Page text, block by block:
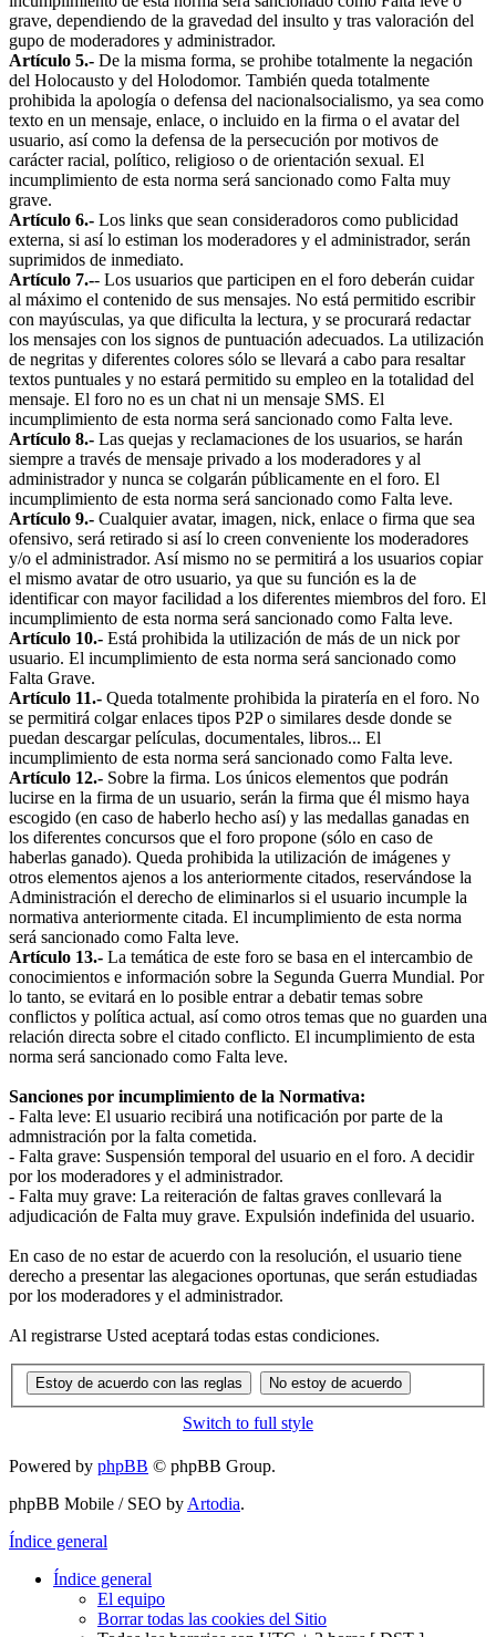
grave, dependiendo de la gravedad del insulto y tras valoración del
gupo de moderadores y administrador.
Artículo 5.- De la misma forma, se prohibe totalmente la negación
del Holocausto y del Holodomor. También queda totalmente
prohibida la apología o defensa del nacionalsocialismo, ya sea como
texto en un mensaje, enlace, o incluido en la firma o el avatar del
usuario, así como la defensa de la persecución por motivos de
carácter racial, político, religioso o de orientación sexual. El
incumplimiento de esta norma será sancionado como Falta muy
grave.
Artículo 6.- Los links que sean consideradoros como publicidad
externa, si así lo estiman los moderadores y el administrador, serán
suprimidos de inmediato.
Artículo 7.-- Los usuarios que participen en el foro deberán cuidar
al máximo el contenido de sus mensajes. No está permitido escribir
con mayúsculas, ya que dificulta la lectura, y se procurará redactar
los mensajes con los signos de puntuación adecuados. La utilización
de negritas y diferentes colores sólo se llevará a cabo para resaltar
textos puntuales y no estará permitido su empleo en la totalidad del
mensaje. El foro no es un chat ni un mensaje SMS. El
incumplimiento de esta norma será sancionado como Falta leve.
Artículo 8.- Las quejas y reclamaciones de los usuarios, se harán
siempre a través de mensaje privado a los moderadores y al
administrador y nunca se colgarán públicamente en el foro. El
incumplimiento de esta norma será sancionado como Falta leve.
Artículo 9.- Cualquier avatar, imagen, nick, enlace o firma que sea
ofensivo, será retirado si así lo creen conveniente los moderadores
y/o el administrador. Así mismo no se permitirá a los usuarios copiar
el mismo avatar de otro usuario, ya que su función es la de
identificar con mayor facilidad a los diferentes miembros del foro. El
incumplimiento de esta norma será sancionado como Falta leve.
Artículo 10.- Está prohibida la utilización de más de un nick por
usuario. El incumplimiento de esta norma será sancionado como
Falta Grave.
Artículo 11.- Queda totalmente prohibida la piratería en el foro. No
se permitirá colgar enlaces tipos P2P o similares desde donde se
puedan descargar películas, documentales, libros... El
incumplimiento de esta norma será sancionado como Falta leve.
Artículo 12.- Sobre la firma. Los únicos elementos que podrán
lucirse en la firma de un usuario, serán la firma que él mismo haya
escogido (en caso de haberlo hecho así) y las medallas ganadas en
los diferentes concursos que el foro propone (sólo en caso de
haberlas ganado). Queda prohibida la utilización de imágenes y
otros elementos ajenos a los anteriormente citados, reservándose la
Administración el derecho de eliminarlos si el usuario incumple la
normativa anteriormente citada. El incumplimiento de esta norma
será sancionado como Falta leve.
Artículo 13.- La temática de este foro se basa en el intercambio de
conocimientos e información sobre la Segunda Guerra Mundial. Por
lo tanto, se evitará en lo posible entrar a debatir temas sobre
conflictos y política actual, así como otros temas que no guarden una
relación directa sobre el citado conflicto. El incumplimiento de esta
norma será sancionado como Falta leve.
Sanciones por incumplimiento de la Normativa:
- Falta leve: El usuario recibirá una notificación por parte de la
admnistración por la falta cometida.
- Falta grave: Suspensión temporal del usuario en el foro. A decidir
por los moderadores y el administrador.
- Falta muy grave: La reiteración de faltas graves conllevará la
adjudicación de Falta muy grave. Expulsión indefinida del usuario.
En caso de no estar de acuerdo con la resolución, el usuario tiene
derecho a presentar las alegaciones oportunas, que serán estudiadas
por los moderadores y el administrador.
Al registrarse Usted aceptará todas estas condiciones.
Switch to full style
Powered by phpBB © phpBB Group.
phpBB Mobile / SEO by Artodia.
Índice general
Índice general
El equipo
Borrar todas las cookies del Sitio